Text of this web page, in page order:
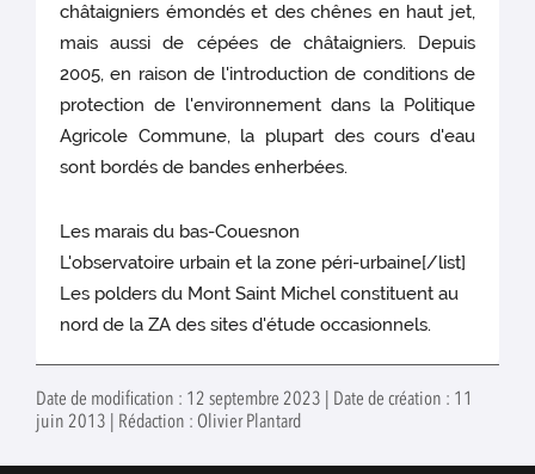
châtaigniers émondés et des chênes en haut jet,
mais aussi de cépées de châtaigniers. Depuis
2005, en raison de l'introduction de conditions de
protection de l'environnement dans la Politique
Agricole Commune, la plupart des cours d'eau
sont bordés de bandes enherbées.
Les marais du bas-Couesnon
L'observatoire urbain et la zone péri-urbaine[/list]
Les polders du Mont Saint Michel constituent au
nord de la ZA des sites d'étude occasionnels.
Date de modification : 12 septembre 2023 | Date de création : 11
juin 2013 | Rédaction : Olivier Plantard